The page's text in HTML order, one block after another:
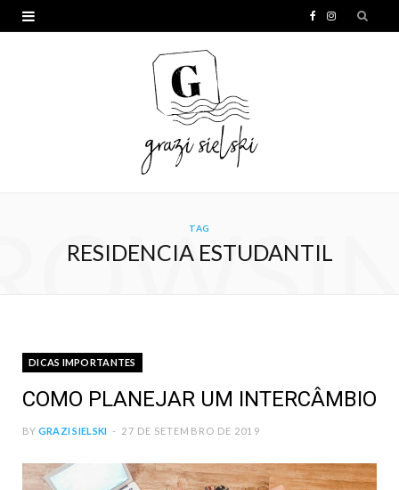
I
TAG
RESIDENCIA ESTUDANTIL
DICAS IMPORTANTES
COMO PLANEJAR UM INTERCÂMBIO
BY GRAZI SIELSKI 27 DE SETEMBRO DE 2019